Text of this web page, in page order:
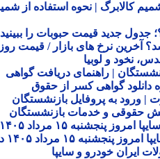
| نحوه استفاده از شمیم
جدید قیمت حبوبات را ببینید /
نرخ های بازار / قیمت روز
و لوبیا
| راهنمای دریافت گواهی
گواهی کسر از حقوق
به پروفایل بازنشستگان
و خدمات بازنشستگان
قیمت خودروهای ایران خودرو سایپا امروز پنجشنبه ۱۵ مرداد ۱۴۰۵ |
قیمت خودروهای ایران خودرو سایپا امروز پنجشنبه ۱۵ مرداد ۱۴۰۵ در
خودرو و سایپا